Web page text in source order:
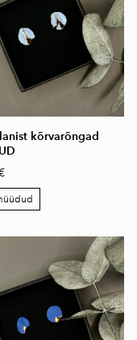
kõrvarõngad